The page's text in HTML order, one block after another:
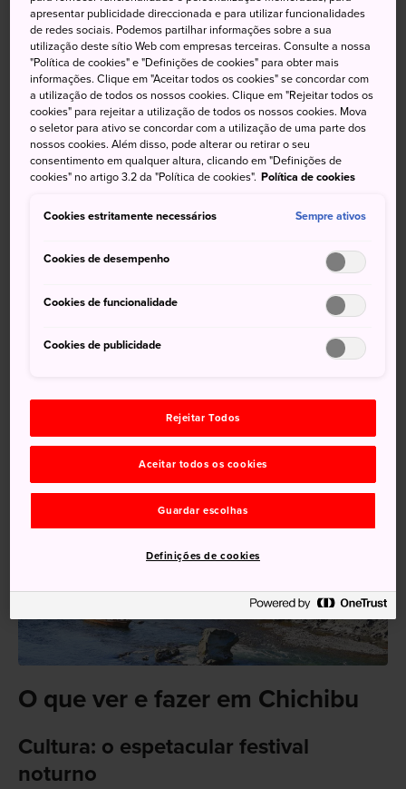
Um roteiro pelos 34 templos de Chichibu
O deslumbrante tapete rosa e violeta da
floração de shibazakura no Parque Hitsujiyama
Como chegar
fácil acesso por trem.
A Linha Seibu Chichibu parte da Estação Ikebukuro, em
Tóquio, e segue até Chichibu.
Kumagaya
, é possível pegar a Chichibu Railway em
Seibu Railway Limited Express Laview, que faz o trajeto
O que ver e fazer em Chichibu
Cultura: o espetacular festival
noturno
apresentar publicidade direccionada e para utilizar funcionalidades
de redes sociais. Podemos partilhar informações sobre a sua
utilização deste sítio Web com empresas terceiras. Consulte a nossa
"Política de cookies" e "Definições de cookies" para obter mais
informações. Clique em "Aceitar todos os cookies" se concordar com
a utilização de todos os nossos cookies. Clique em "Rejeitar todos os
cookies" para rejeitar a utilização de todos os nossos cookies. Mova
o seletor para ativo se concordar com a utilização de uma parte dos
nossos cookies. Além disso, pode alterar ou retirar o seu
consentimento em qualquer altura, clicando em "Definições de
cookies" no artigo 3.2 da "Política de cookies". Política de cookies
Cookies estritamente necessários Sempre ativos
Cookies de desempenho
Cookies de funcionalidade
Cookies de publicidade
Rejeitar Todos
Aceitar todos os cookies
Guardar escolhas
Definições de cookies